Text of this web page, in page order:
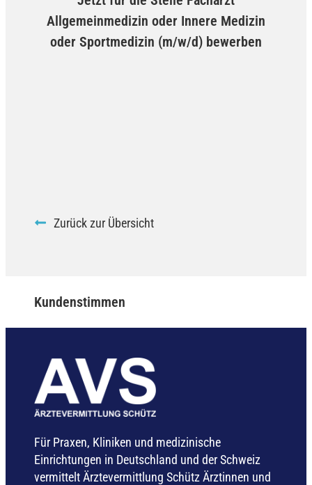
Allgemeinmedizin oder Innere Medizin
oder Sportmedizin (m/w/d) bewerben
Zurück zur Übersicht
Kundenstimmen
Für Praxen, Kliniken und medizinische
Einrichtungen in Deutschland und der Schweiz
vermittelt Ärztevermittlung Schütz Ärztinnen und